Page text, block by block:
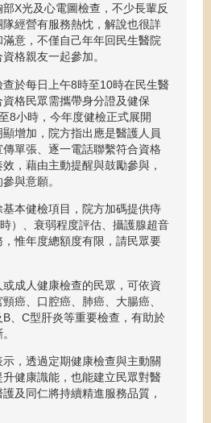
X光及心電圖檢查，不少長輩反
經營有服務熱忱，解說也很詳
意，不僅自己年年回民生醫院
格親友一起參加。
於每日上午8時至10時在民生醫
格民眾需攜帶身分證及健保
8小時，今年度健檢正式展開
增加，院方指出應是醫護人員
單張、逐一電話聯繫符合資格
，藉由主動提醒與鼓勵參與，
與意願。
本健檢項目，院方加碼提供痔
）、衰弱程度評估、攝護腺超音
惟年度總額度有限，請民眾要
成人健康檢查的民眾，可依資
癌、口腔癌、肺癌、大腸癌、
、C型肝炎等重要檢查，有助於
，透過定期健康檢查與主動關
健康識能，也能建立民眾對醫
及同仁將持續精進服務品質，